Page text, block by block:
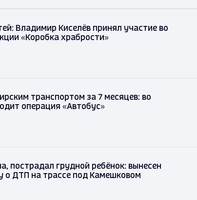
Владимир Киселёв принял участие во
«Коробка храбрости»
транспортом за 7 месяцев: во
операция «Автобус»
пострадал грудной ребёнок: вынесен
о ДТП на трассе под Камешковом